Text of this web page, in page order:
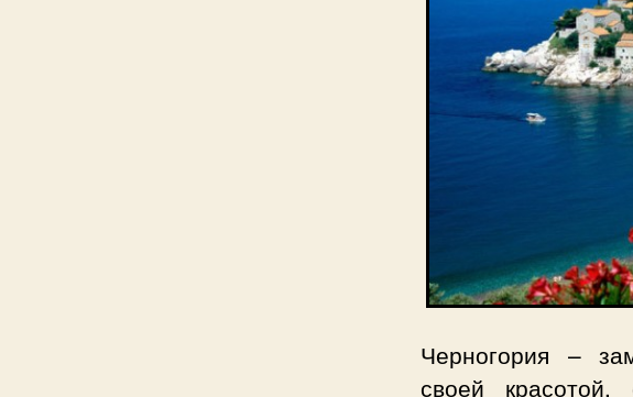
Черногория –
своей красотой,